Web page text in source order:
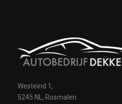
Westeind 1,
5245 NL, Rosmalen